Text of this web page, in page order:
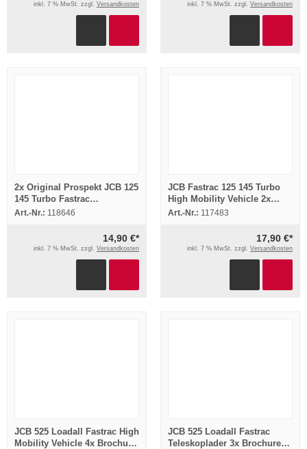
inkl. 7 % MwSt. zzgl. Versandkosten inkl. 7 % MwSt. zzgl. Versandkosten
2x Original Prospekt JCB 125
145 Turbo Fastrac
Allradackerschlepper ca.
Art.-Nr.: 118646
14,90 €*
inkl. 7 % MwSt. zzgl. Versandkosten
JCB Fastrac 125 145 Turbo
High Mobility Vehicle 2x
Brochure Prospekt 1990/91
Art.-Nr.: 117483
17,90 €*
inkl. 7 % MwSt. zzgl. Versandkosten
JCB 525 Loadall Fastrac High
Mobility Vehicle 4x Brochure
JCB 525 Loadall Fastrac
Teleskoplader 3x Brochure